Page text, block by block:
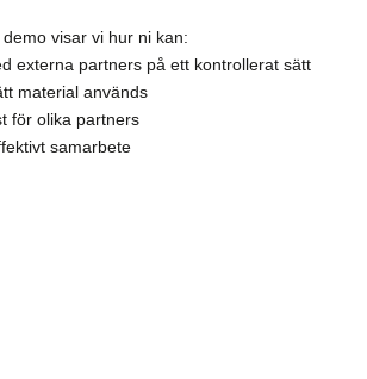
visar vi hur ni kan:
externa partners på ett kontrollerat sätt
material används
för olika partners
samarbete